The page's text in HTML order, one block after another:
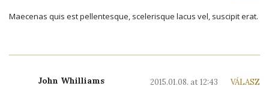
Maecenas quis est pellentesque, scelerisque lacus vel, suscipit erat.
John Whilliams VÁLASZ
2015.01.08. at 12:43